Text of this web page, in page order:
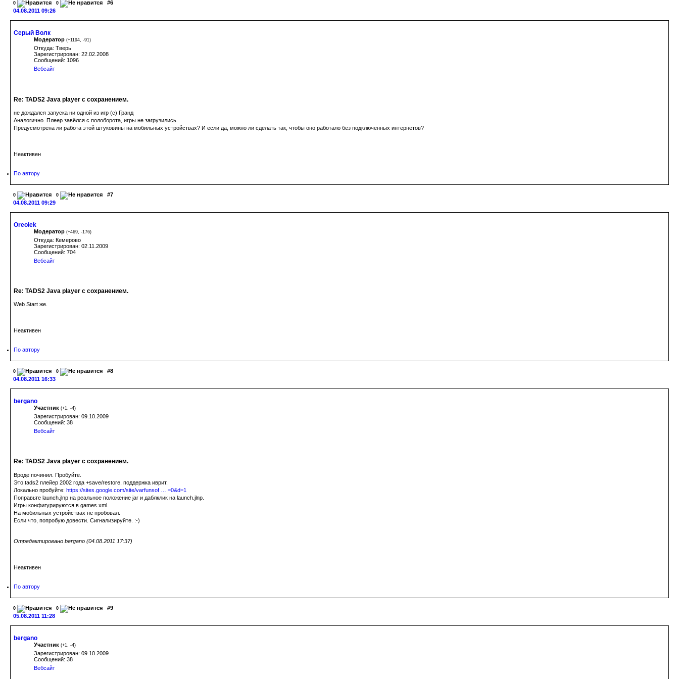
0 0
#6
04.08.2011 09:26
Серый Волк
Модератор (+1194, -91)
Откуда: Тверь
Зарегистрирован: 22.02.2008
Сообщений: 1096
Вебсайт
Re: TADS2 Java player с сохранением.
не дождался запуска ни одной из игр (с) Гранд
Аналогично. Плеер завёлся с полоборота, игры не загрузились.
Предусмотрена ли работа этой штуковины на мобильных устройствах? И если да, можно ли сделать так, чтобы оно работало без подключенных интернетов?
Неактивен
По автору
0 0
#7
04.08.2011 09:29
Oreolek
Модератор (+469 -176)
Откуда: Кемерово
Зарегистрирован: 02.11.2009
Сообщений: 704
Вебсайт
Re: TADS2 Java player с сохранением.
Web Start же.
Неактивен
По автору
0 0
#8
04.08.2011 16:33
bergano
Участник (+1, -4)
Зарегистрирован: 09.10.2009
Сообщений: 38
Вебсайт
Re: TADS2 Java player с сохранением.
Вроде починил. Пробуйте.
Это tads2 плейер 2002 года +save/restore, поддержка иврит.
Локально пробуйте: https://sites.google.com/site/varfunsof … =0&d=1
Поправьте launch.jlnp на реальное положение jar и даблклик на launch.jlnp.
Игры конфигурируются в games.xml.
На мобильных устройствах не пробовал.
Если что, попробую довести. Сигнализируйте. :-)
Отредактировано bergano (04.08.2011 17:37)
Неактивен
По автору
0 0
#9
05.08.2011 11:28
bergano
Участник (+1 -4)
Зарегистрирован: 09.10.2009
Сообщений: 38
Вебсайт